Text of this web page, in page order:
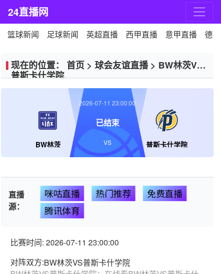
24直播网
篮球新闻 足球新闻 英超直播 西甲直播 意甲直播 德
现在的位置： 首页 > 球会友谊直播> BW林茨VS
普斯卡什学院
BW林茨 普斯卡什学院
2026-07-11 23:00:00
已结束
VS
直播
源：
咪咕直播 热门推荐
免费直播
腾讯体育
比赛时间: 2026-07-11 23:00:00
对阵双方:BW林茨VS普斯卡什学院